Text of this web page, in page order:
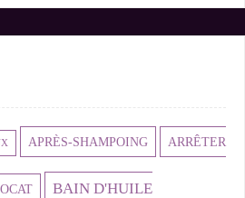
APRÈS-SHAMPOING ARRÊTER
BAIN D'HUILE